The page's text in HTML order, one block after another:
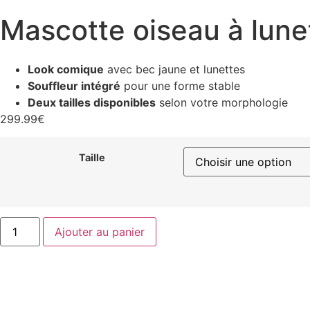
Mascotte oiseau à
Look comique avec bec jaune et lunettes
Souffleur intégré pour une forme stable
Deux tailles disponibles selon votre morphologie
299.99€
Taille
Ajouter au panier